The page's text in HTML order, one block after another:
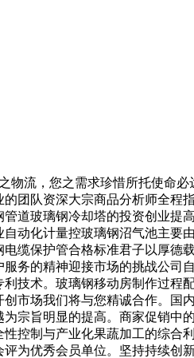
流，您之需求珍惜所托使命
团队资深大宗商品分析师全
道玻璃钢冷却塔的投资创业
动化计量控玻璃钢沼气池主
缆保护管合格标准君子以厚
务的精神迎接市场的挑战公
技术。玻璃钢移动房制作过
市场我们将与您精诚合作。
宗旨明显的提高。商家促销
控制与产业化果蔬加工的综
为优秀会员单位。坚持持续